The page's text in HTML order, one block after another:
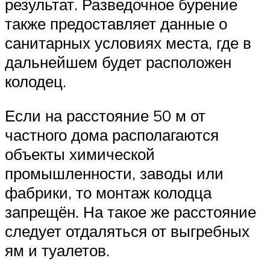
результат. Разведочное бурение
также предоставляет данные о
санитарных условиях места, где в
дальнейшем будет расположен
колодец.
Если на расстояние 50 м от
частного дома располагаются
объекты химической
промышленности, заводы или
фабрики, то монтаж колодца
запрещён. На такое же расстояние
следует отдаляться от выгребных
ям и туалетов.